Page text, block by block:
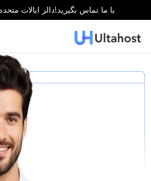
با ما تماس بگیرید!دالر ایالات